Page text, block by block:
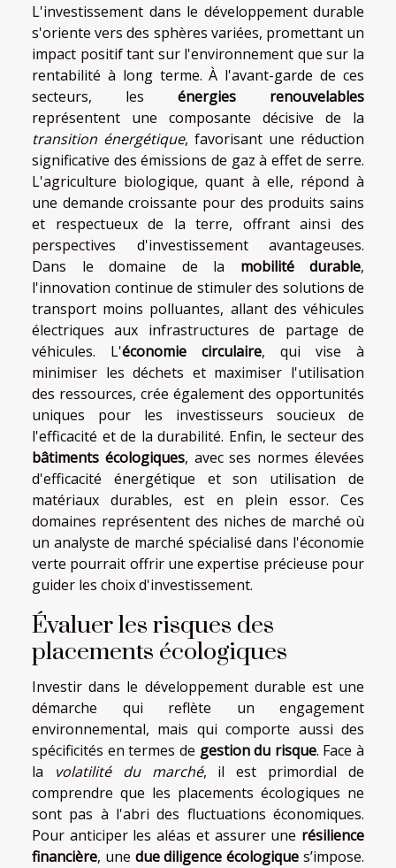
L'investissement dans le développement durable
s'oriente vers des sphères variées, promettant un
impact positif tant sur l'environnement que sur la
rentabilité à long terme. À l'avant-garde de ces
secteurs, les énergies renouvelables
représentent une composante décisive de la
transition énergétique, favorisant une réduction
significative des émissions de gaz à effet de serre.
L'agriculture biologique, quant à elle, répond à
une demande croissante pour des produits sains
et respectueux de la terre, offrant ainsi des
perspectives d'investissement avantageuses.
Dans le domaine de la mobilité durable,
l'innovation continue de stimuler des solutions de
transport moins polluantes, allant des véhicules
électriques aux infrastructures de partage de
véhicules. L'économie circulaire, qui vise à
minimiser les déchets et maximiser l'utilisation
des ressources, crée également des opportunités
uniques pour les investisseurs soucieux de
l'efficacité et de la durabilité. Enfin, le secteur des
bâtiments écologiques, avec ses normes élevées
d'efficacité énergétique et son utilisation de
matériaux durables, est en plein essor. Ces
domaines représentent des niches de marché où
un analyste de marché spécialisé dans l'économie
verte pourrait offrir une expertise précieuse pour
guider les choix d'investissement.
Évaluer les risques des
placements écologiques
Investir dans le développement durable est une
démarche qui reflète un engagement
environnemental, mais qui comporte aussi des
spécificités en termes de gestion du risque. Face à
la volatilité du marché, il est primordial de
comprendre que les placements écologiques ne
sont pas à l'abri des fluctuations économiques.
Pour anticiper les aléas et assurer une résilience
financière, une due diligence écologique s’impose.